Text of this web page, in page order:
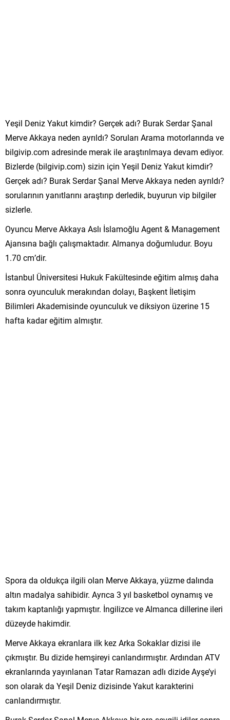
Yeşil Deniz Yakut kimdir? Gerçek adı? Burak Serdar Şanal
Merve Akkaya neden ayrıldı? Soruları Arama motorlarında ve
bilgivip.com adresinde merak ile araştırılmaya devam ediyor.
Bizlerde (bilgivip.com) sizin için Yeşil Deniz Yakut kimdir?
Gerçek adı? Burak Serdar Şanal Merve Akkaya neden ayrıldı?
sorularının yanıtlarını araştırıp derledik, buyurun vip bilgiler
sizlerle.
Oyuncu Merve Akkaya Aslı İslamoğlu Agent & Management
Ajansına bağlı çalışmaktadır. Almanya doğumludur. Boyu
1.70 cm’dir.
İstanbul Üniversitesi Hukuk Fakültesinde eğitim almış daha
sonra oyunculuk merakından dolayı, Başkent İletişim
Bilimleri Akademisinde oyunculuk ve diksiyon üzerine 15
hafta kadar eğitim almıştır.
Spora da oldukça ilgili olan Merve Akkaya, yüzme dalında
altın madalya sahibidir. Ayrıca 3 yıl basketbol oynamış ve
takım kaptanlığı yapmıştır. İngilizce ve Almanca dillerine ileri
düzeyde hakimdir.
Merve Akkaya ekranlara ilk kez Arka Sokaklar dizisi ile
çıkmıştır. Bu dizide hemşireyi canlandırmıştır. Ardından ATV
ekranlarında yayınlanan Tatar Ramazan adlı dizide Ayşe’yi
son olarak da Yeşil Deniz dizisinde Yakut karakterini
canlandırmıştır.